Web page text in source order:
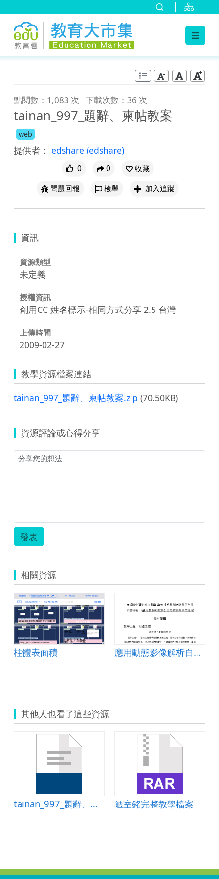
點閱數：1,083 次 下載次數：36 次
tainan_997_題辭、柬帖教案
web
提供者： edshare (edshare)
0 0
收藏
問題回報
檢舉 加入追蹤
資訊
資源類型
未定義
授權資訊
創用CC 姓名標示-相同方式分享 2.5 台灣
上傳時間
2009-02-27
教學資源檔案連結
tainan_997_題辭、柬帖教案.zip (70.50KB)
資源評論或心得分享
發表
相關資源
柱體表面積
應用動態影像解析自然現象與科技原理(第二期)
其他人也看了這些資源
tainan_997_題辭、柬帖教案.doc 陋室銘完整教學檔案